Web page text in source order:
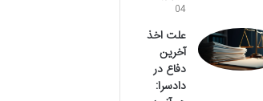
04
علت اخذ
آخرین
دفاع در
دادسرا: